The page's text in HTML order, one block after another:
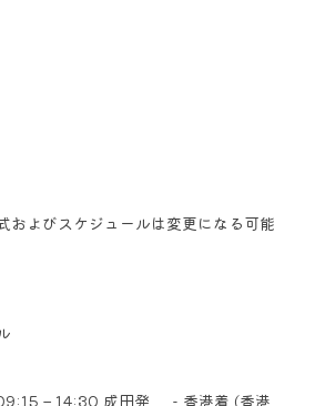
およびスケジュールは変更になる可能
– 14:30 成田発     - 香港着 (香港